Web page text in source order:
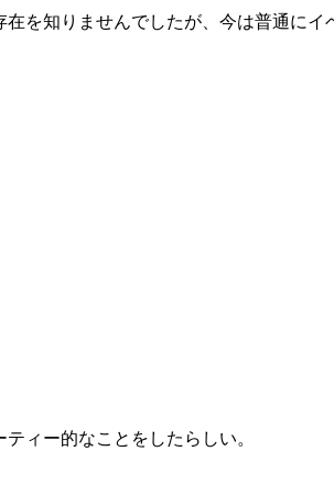
を知りませんでしたが、今は普通にイ
ィー的なことをしたらしい。